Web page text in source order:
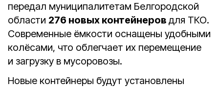
передал муниципалитетам Белгородской
области 276 новых контейнеров для ТКО.
Современные ёмкости оснащены удобными
колёсами, что облегчает их перемещение
и загрузку в мусоровозы.
Новые контейнеры будут установлены